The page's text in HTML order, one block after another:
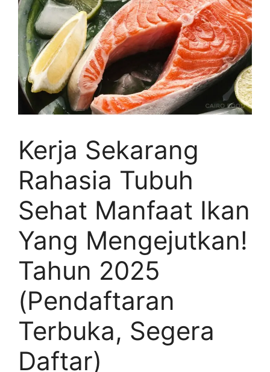
Kerja Sekarang
Rahasia Tubuh
Sehat Manfaat Ikan
Yang Mengejutkan!
Tahun 2025
(Pendaftaran
Terbuka, Segera
Daftar)